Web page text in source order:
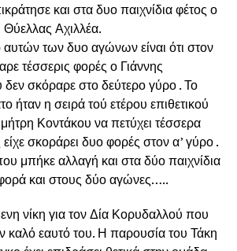
και στα δυο παιχνίδια φέτος ο
Αχιλλέα.
αυτών των δυο αγώνων είναι ότι στον
τέσσερις φορές ο Γιάννης
σκόραρε στο δεύτερο γύρο . Το
ήταν η σειρά τού ετέρου επιθετικού
Κοντάκου να πετύχει τέσσερα
είχε σκοράρει δυο φορές στον α’ γύρο .
μπήκε αλλαγή και στα δύο παιχνίδια
και στους δύο αγώνες…..
νίκη για τον Δία Κορυδαλλού που
καλό εαυτό του. Η παρουσία του Τάκη